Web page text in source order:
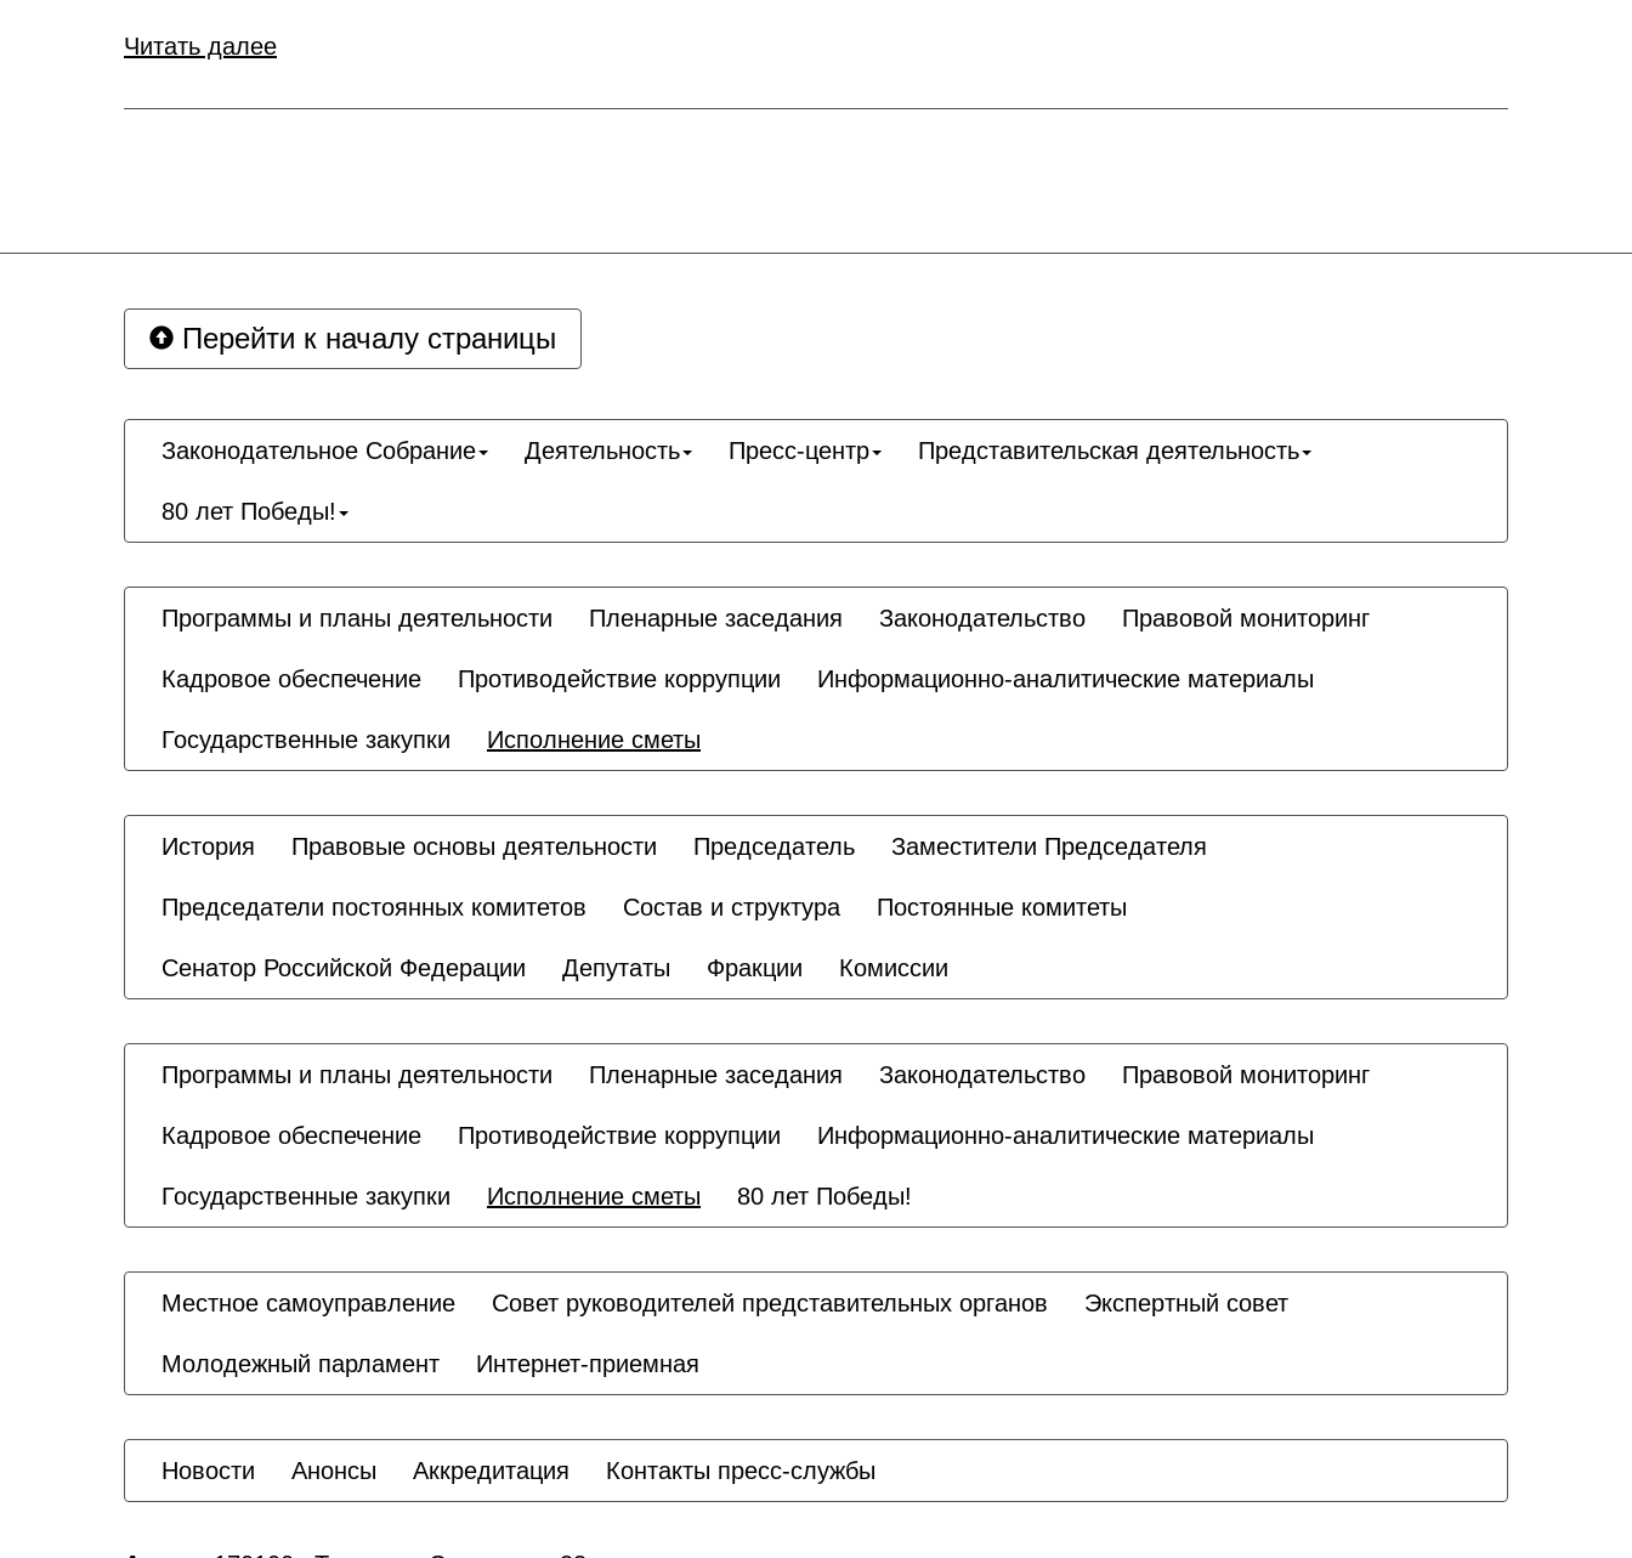
Читать далее
Перейти к началу страницы
Законодательное Собрание Деятельность Пресс-центр Представительская деятельность
80 лет Победы!
Программы и планы деятельности Пленарные заседания Законодательство Правовой мониторинг
Кадровое обеспечение Противодействие коррупции Информационно-аналитические материалы
Государственные закупки Исполнение сметы
История Правовые основы деятельности Председатель Заместители Председателя
Председатели постоянных комитетов Состав и структура Постоянные комитеты
Сенатор Российской Федерации Депутаты Фракции Комиссии
Программы и планы деятельности Пленарные заседания Законодательство Правовой мониторинг
Кадровое обеспечение Противодействие коррупции Информационно-аналитические материалы
Государственные закупки Исполнение сметы 80 лет Победы!
Местное самоуправление Совет руководителей представительных органов Экспертный совет
Молодежный парламент Интернет-приемная
Новости Анонсы Аккредитация Контакты пресс-службы